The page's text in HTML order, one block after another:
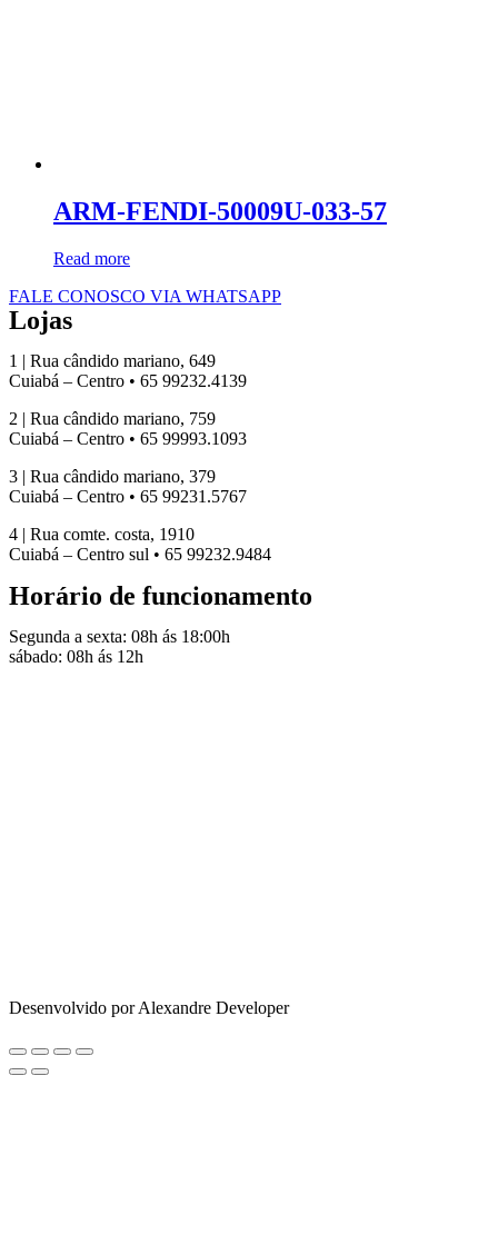
ARM-FENDI-50009U-033-57
Read more
FALE CONOSCO VIA WHATSAPP
Lojas
1 | Rua cândido mariano, 649
Cuiabá – Centro • 65 99232.4139
2 | Rua cândido mariano, 759
Cuiabá – Centro • 65 99993.1093
3 | Rua cândido mariano, 379
Cuiabá – Centro • 65 99231.5767
4 | Rua comte. costa, 1910
Cuiabá – Centro sul • 65 99232.9484
Horário de funcionamento
Segunda a sexta: 08h ás 18:00h
sábado: 08h ás 12h
Desenvolvido por Alexandre Developer